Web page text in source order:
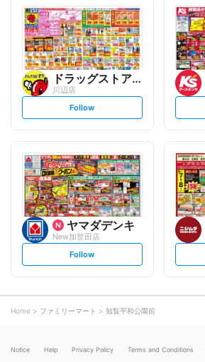
l
o
w
ドラッグストアモリ
川辺店
s
l
o
w
Follow
ヤマダデンキ
New加世田店
s
l
o
Follow
Home ファミリーマート 知覧平和公園前
Notice Help Privacy Policy Terms and Conditions